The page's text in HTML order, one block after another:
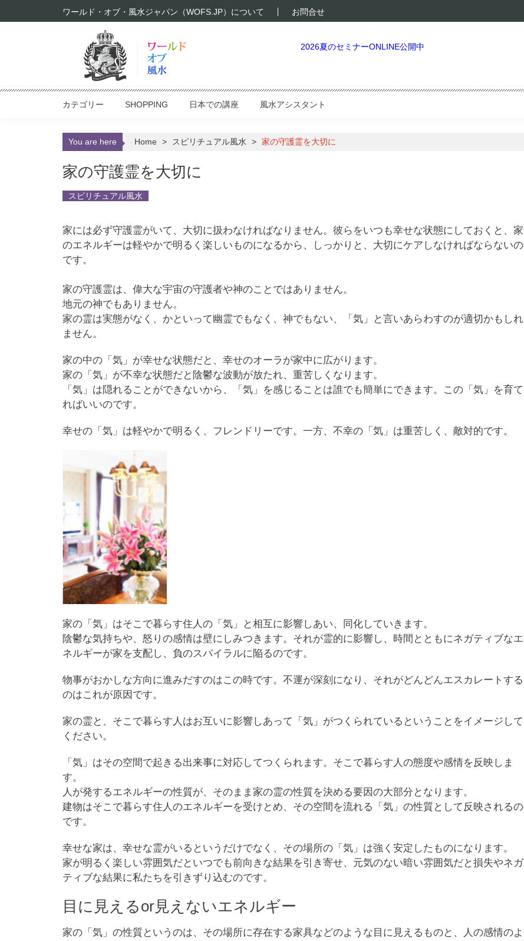
ワールド・オブ・風水ジャパン（WOFS.JP）について お問合せ
2026夏のセミナーONLINE公開中
カテゴリー SHOPPING 日本での講座 風水アシスタント
You are here Home > スピリチュアル風水 > 家の守護霊を大切に
家の守護霊を大切に
スピリチュアル風水
家には必ず守護霊がいて、大切に扱わなければなりません。彼らをいつも幸せな状態にしておくと、家
のエネルギーは軽やかで明るく楽しいものになるから、しっかりと、大切にケアしなければならないの
です。
家の守護霊は、偉大な宇宙の守護者や神のことではありません。
地元の神でもありません。
家の霊は実態がなく、かといって幽霊でもなく、神でもない、「気」と言いあらわすのが適切かもしれ
ません。
家の中の「気」が幸せな状態だと、幸せのオーラが家中に広がります。
家の「気」が不幸な状態だと陰鬱な波動が放たれ、重苦しくなります。
「気」は隠れることができないから、「気」を感じることは誰でも簡単にできます。この「気」を育て
ればいいのです。
幸せの「気」は軽やかで明るく、フレンドリーです。一方、不幸の「気」は重苦しく、敵対的です。
家の「気」はそこで暮らす住人の「気」と相互に影響しあい、同化していきます。
陰鬱な気持ちや、怒りの感情は壁にしみつきます。それが霊的に影響し、時間とともにネガティブなエ
ネルギーが家を支配し、負のスパイラルに陥るのです。
物事がおかしな方向に進みだすのはこの時です。不運が深刻になり、それがどんどんエスカレートする
のはこれが原因です。
家の霊と、そこで暮らす人はお互いに影響しあって「気」がつくられているということをイメージして
ください。
「気」はその空間で起きる出来事に対応してつくられます。そこで暮らす人の態度や感情を反映しま
す。
人が発するエネルギーの性質が、そのまま家の霊の性質を決める要因の大部分となります。
建物はそこで暮らす住人のエネルギーを受けとめ、その空間を流れる「気」の性質として反映されるの
です。
幸せな家は、幸せな霊がいるというだけでなく、その場所の「気」は強く安定したものになります。
家が明るく楽しい雰囲気だといつでも前向きな結果を引き寄せ、元気のない暗い雰囲気だと損失やネガ
ティブな結果に私たちを引きずり込むのです。
目に見えるor見えないエネルギー
家の「気」の性質というのは、その場所に存在する家具などのような目に見えるものと、人の感情のよ